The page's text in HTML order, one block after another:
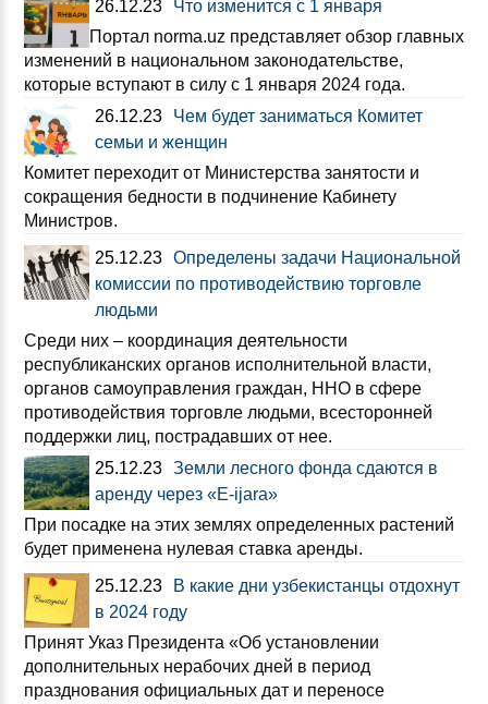
26.12.23
Что изменится с 1 января
Портал norma.uz представляет обзор главных
изменений в национальном законодательстве,
которые вступают в силу с 1 января 2024 года.
26.12.23
Чем будет заниматься Комитет
семьи и женщин
Комитет переходит от Министерства занятости и
сокращения бедности в подчинение Кабинету
Министров.
25.12.23 Определены задачи Национальной
комиссии по противодействию торговле
людьми
Среди них – координация деятельности
республиканских органов исполнительной власти,
органов самоуправления граждан, ННО в сфере
противодействия торговле людьми, всесторонней
поддержки лиц, пострадавших от нее.
25.12.23 Земли лесного фонда сдаются в
аренду через «E-ijara»
При посадке на этих землях определенных растений
будет применена нулевая ставка аренды.
25.12.23
В какие дни узбекистанцы отдохнут
в 2024 году
Принят Указ Президента «Об установлении
дополнительных нерабочих дней в период
празднования официальных дат и переносе